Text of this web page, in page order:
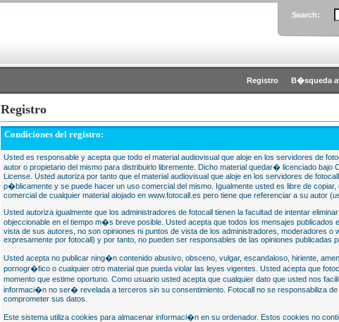
Search:
Registro B�squeda
Registro
Condiciones del registro:
Usted es responsable y acepta que todo el material audiovisual que aloje en los servidores de
autor o propietario del mismo para distribuirlo libremente. Dicho material quedar� licenciado
License. Usted autoriza por tanto que el material audiovisual que aloje en los servidores de
p�blicamente y se puede hacer un uso comercial del mismo. Igualmente usted es libre de
comercial de cualquier material alojado en www.fotocall.es pero tiene que referenciar a su autor
Usted autoriza igualmente que los administradores de fotocall tienen la facultad de intentar
objeccionable en el tiempo m�s breve posible. Usted acepta que todos los mensajes publicados
vista de sus autores, no son opiniones ni puntos de vista de los administradores, moderadores
expresamente por fotocall) y por tanto, no pueden ser responsables de las opiniones publicadas
Usted acepta no publicar ning�n contenido abusivo, obsceno, vulgar, escandaloso, hiriente,
pornogr�fico o cualquier otro material que pueda violar las leyes vigentes. Usted acepta que
momento que estime oportuno. Como usuario usted acepta que cualquier dato que usted nos
informaci�n no ser� revelada a terceros sin su consentimiento. Fotocall no se responsabiliza
comprometer sus datos.
Este sistema utiliza cookies para almacenar informaci�n en su ordenador. Estos cookies no